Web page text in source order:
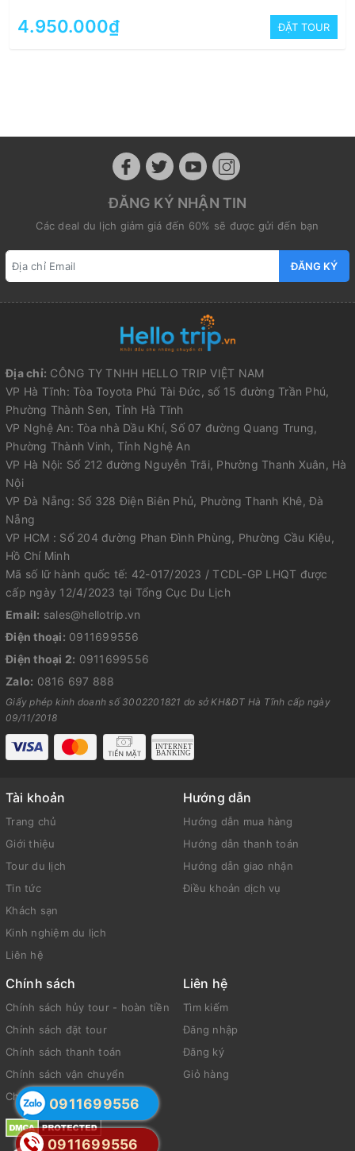
4.950.000₫ ĐẶT TOUR
ĐĂNG KÝ NHẬN TIN
Các deal du lịch giảm giá đến 60% sẽ được gửi đến bạn
ĐĂNG KÝ
Địa chỉ: CÔNG TY TNHH HELLO TRIP VIỆT NAM
VP Hà Tĩnh: Tòa Toyota Phú Tài Đức, số 15 đường Trần Phú,
Phường Thành Sen, Tỉnh Hà Tĩnh
VP Nghệ An: Tòa nhà Dầu Khí, Số 07 đường Quang Trung,
Phường Thành Vinh, Tỉnh Nghệ An
VP Hà Nội: Số 212 đường Nguyễn Trãi, Phường Thanh Xuân, Hà
Nội
VP Đà Nẵng: Số 328 Điện Biên Phủ, Phường Thanh Khê, Đà
Nẵng
VP HCM : Số 204 đường Phan Đình Phùng, Phường Cầu Kiệu,
Hồ Chí Minh
Mã số lữ hành quốc tế: 42-017/2023 / TCDL-GP LHQT được
cấp ngày 12/4/2023 tại Tổng Cục Du Lịch
Email: sales@hellotrip.vn
Điện thoại: 0911699556
Điện thoại 2: 0911699556
Zalo: 0816 697 888
Giấy phép kinh doanh số 3002201821 do sở KH&ĐT Hà Tĩnh cấp ngày
09/11/2018
Tài khoản
Trang chủ
Giới thiệu
Tour du lịch
Tin tức
Khách sạn
Kinh nghiệm du lịch
Liên hệ
Hướng dẫn
Hướng dẫn mua hàng
Hướng dẫn thanh toán
Hướng dẫn giao nhận
Điều khoản dịch vụ
Chính sách
Chính sách hủy tour - hoàn tiền
Chính sách đặt tour
Chính sách thanh toán
Chính sách vận chuyển
Chính sách bảo mật
Liên hệ
Tìm kiếm
Đăng nhập
Đăng ký
Giỏ hàng
0911699556
0911699556